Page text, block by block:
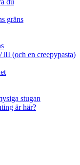
du
gräns
(och en creepypasta)
stugan
är här?